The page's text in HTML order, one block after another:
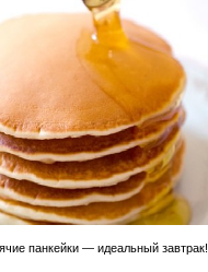
панкейки — идеальный завтрак!